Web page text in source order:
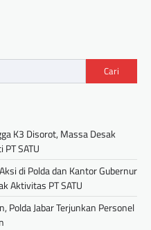
Cari
K3 Disorot, Massa Desak
SATU
di Polda dan Kantor Gubernur
Aktivitas PT SATU
Polda Jabar Terjunkan Personel